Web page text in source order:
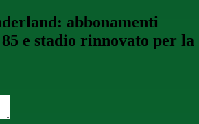
abbonamenti
e stadio rinnovato per la